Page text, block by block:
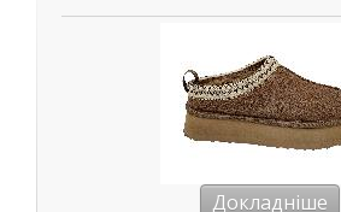
Докладніше